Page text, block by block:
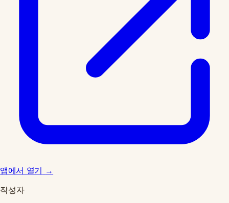
앱에서 열기 →
작성자